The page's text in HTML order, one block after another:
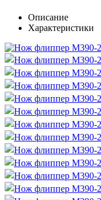
Описание
Характеристики